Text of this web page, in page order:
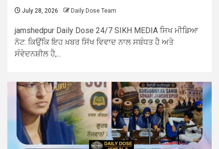
July 28, 2026 Daily Dose Team
jamshedpur Daily Dose 24/7 SIKH MEDIA ਸਿਖ ਮੀਡਿਆ
ਨੋਟ: ਕਿਉਂਕਿ ਇਹ ਖ਼ਬਰ ਸਿੱਖ ਵਿਵਾਦ ਨਾਲ ਸਬੰਧਤ ਹੈ ਅਤੇ
ਸੰਵੇਦਨਸ਼ੀਲ ਹੈ,...